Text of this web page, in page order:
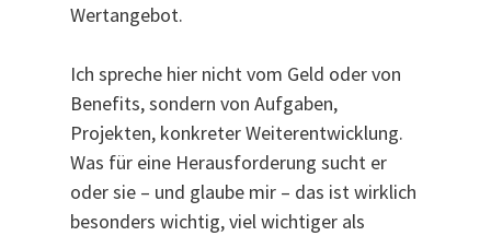
Wertangebot.
Ich spreche hier nicht vom Geld oder von
Benefits, sondern von Aufgaben,
Projekten, konkreter Weiterentwicklung.
Was für eine Herausforderung sucht er
oder sie – und glaube mir – das ist wirklich
besonders wichtig, viel wichtiger als